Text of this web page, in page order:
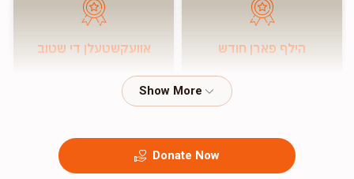
הילף פארן חודש אוועקשטעלן די שטוב
Donate Now